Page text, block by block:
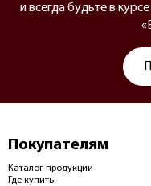
и всегда будьте в
Покупателям
Каталог продукции
Где купить